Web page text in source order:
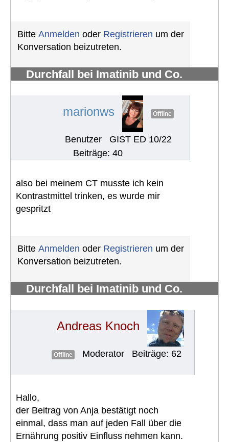
Bitte Anmelden oder Registrieren um der
Konversation beizutreten.
Durchfall bei Imatinib und Co.
marionws Offline
Benutzer
GIST ED 10/22
Beiträge: 40
also bei meinem CT musste ich kein
Kontrastmittel trinken, es wurde mir
gespritzt
Bitte Anmelden oder Registrieren um der
Konversation beizutreten.
Durchfall bei Imatinib und Co.
Andreas Knoch
Offline Moderator Beiträge: 62
Hallo,
der Beitrag von Anja bestätigt noch
einmal, dass man auf jeden Fall über die
Ernährung positiv Einfluss nehmen kann.